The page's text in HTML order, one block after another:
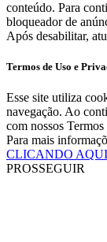
conteúdo. Para
bloqueador de
Após desabilitar,
Termos de Uso e
Esse site utiliza
navegação. Ao
com nossos
Para mais
CLICANDO AQUI
PROSSEGUIR